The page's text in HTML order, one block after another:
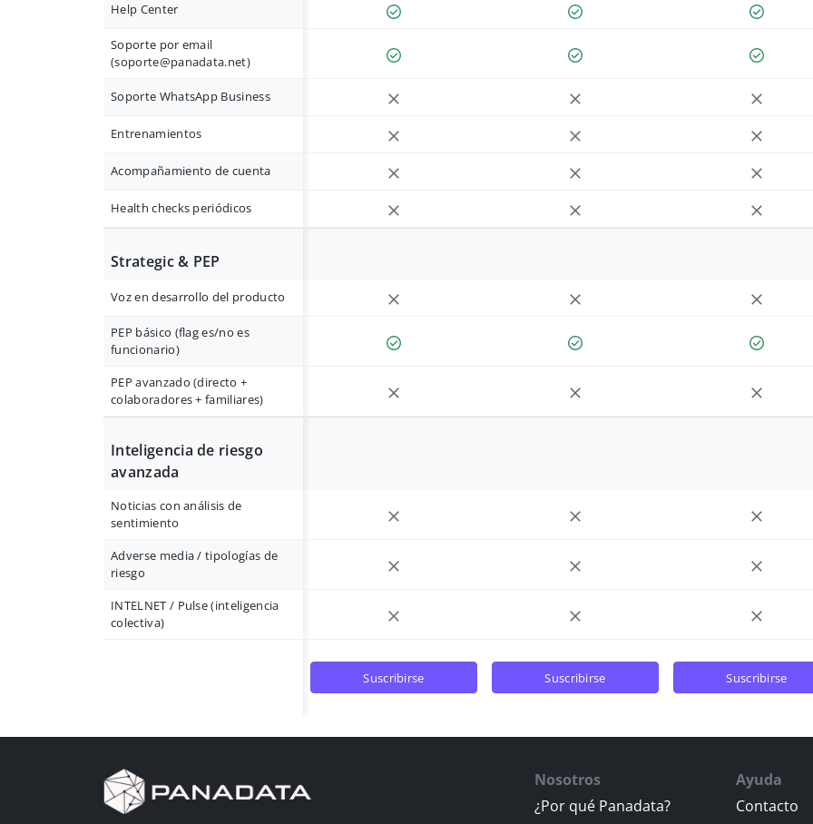
Help Center
Soporte por email
(soporte@panadata.net)
Soporte WhatsApp Business
Entrenamientos
Acompañamiento de cuenta
Health checks periódicos
Strategic & PEP
Voz en desarrollo del producto
PEP básico (flag es/no es
funcionario)
PEP avanzado (directo +
colaboradores + familiares)
Inteligencia de riesgo
avanzada
Noticias con análisis de
sentimiento
Adverse media / tipologías de
riesgo
INTELNET / Pulse (inteligencia
colectiva)
suscribirse suscribirse suscribirse
Nosotros
¿Por qué Panadata?
Ayuda
Contacto